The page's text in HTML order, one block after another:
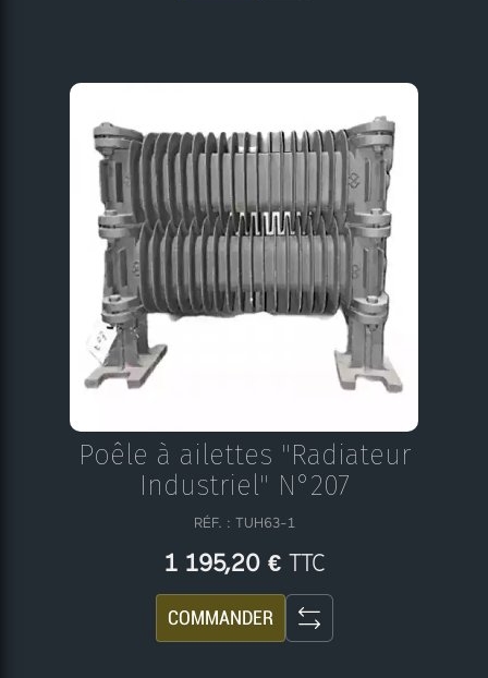
Poêle à ailettes "Radiateur
Industriel" N°207
RÉF. : TUH63-1
1 195,20 € TTC
COMMANDER